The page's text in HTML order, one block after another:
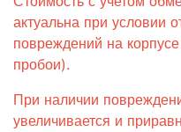
актуальна при условии
повреждений на
пробои).
При наличии
увеличивается и